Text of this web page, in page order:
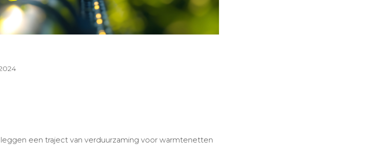
een traject van verduurzaming voor warmtenetten